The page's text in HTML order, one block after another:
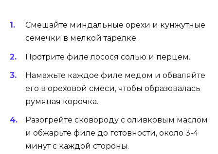
Смешайте миндальные орехи и кунжутные
семечки в мелкой тарелке.
Протрите филе лосося солью и перцем.
Намажьте каждое филе медом и обваляйте
его в ореховой смеси, чтобы образовалась
румяная корочка.
Разогрейте сковороду с оливковым маслом
и обжарьте филе до готовности, около 3-4
минут с каждой стороны.